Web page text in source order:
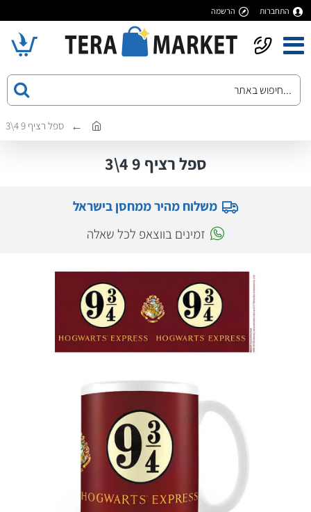
התחברות הרשמה
ספל רציף 9 4\3
ספל רציף 9 4\3
משלוח מהיר ממחסן בישראל
זמינים בווצאפ לכל שאלה